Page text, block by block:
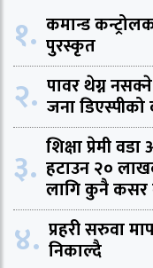
१. कमान्ड
पुरस्कृत
२. पावर थेग्न
जना
३. शिक्षा प्रेमी
हटाउन २०
लागि कुनै कसर
४. प्रहरी सरुवा
निकाल्दै